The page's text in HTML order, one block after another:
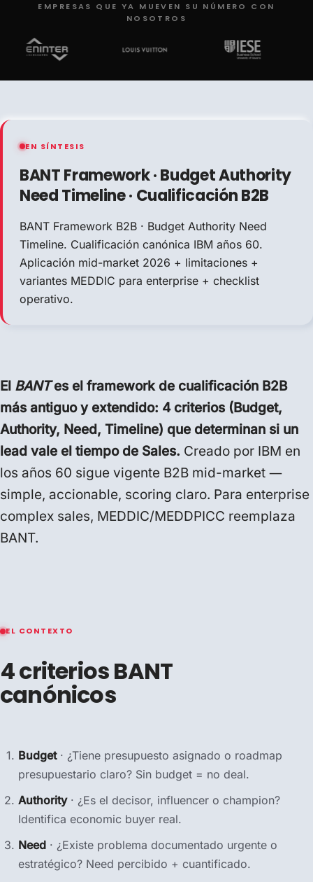
EMPRESAS QUE YA MUEVEN SU NÚMERO CON
NOSOTROS
EN SÍNTESIS
BANT Framework · Budget Authority
Need Timeline · Cualificación B2B
BANT Framework B2B · Budget Authority Need
Timeline. Cualificación canónica IBM años 60.
Aplicación mid-market 2026 + limitaciones +
variantes MEDDIC para enterprise + checklist
operativo.
El BANTes el framework de cualificación B2B
más antiguo y extendido: 4 criterios (Budget,
Authority, Need, Timeline) que determinan si un
lead vale el tiempo de Sales. Creado por IBM en
los años 60 sigue vigente B2B mid-market —
simple, accionable, scoring claro. Para enterprise
complex sales, MEDDIC/MEDDPICC reemplaza
BANT.
EL CONTEXTO
4 criterios BANT
canónicos
Budget· ¿Tiene presupuesto asignado o roadmap
presupuestario claro? Sin budget = no deal.
Authority· ¿Es el decisor, influencer o champion?
Identifica economic buyer real.
Need · ¿Existe problema documentado urgente o
estratégico? Need percibido + cuantificado.